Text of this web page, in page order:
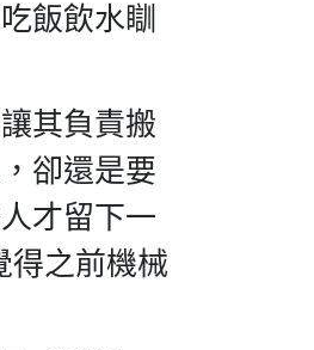
飯飲水瞓
其負責搬
卻還是要
才留下一
得之前機械